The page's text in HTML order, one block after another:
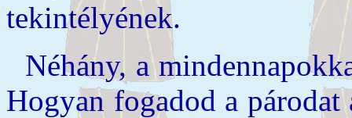
tekintélyének.
Néhány, a
Hogyan fogadod a párodat